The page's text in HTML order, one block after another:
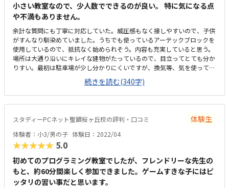
小さい教室なので、少人数でできるのが良い。 特に気になる点
や不満もありません。
余計な質問にも丁寧に対応していた。威圧感もなく接しやすいので、子供
がすんなり馴染めていました。うちでも使っているアーテックブロックを
使用しているので、抵抗なく始められそう。内容も充実していると思う。
場所は大通り沿いにキレイな建物がたっているので、目立ってとても分か
りすい。最初は駐車場が少し分かりにくいですが、換気等、気を使ってお
こなっていた。教室内も清潔感があり、リラックスできる雰囲気。授業は
月2回です。もう少し安いとありがたいですが、他のプログラミングスク
ールより安価だと思います。自分が作ったものが動くので、楽しかったよ
うです。内容は子供が興味を持つような工夫をしてあると思いました。希
室だと思いました。
続きを読む(340字)
スタディーPCネット聖蹟桜ヶ丘校の評判・口コミ 体験生
体験者：小3/男の子 体験日：2022/04
★★★★★ 5.0
初めてのプログラミング教室でしたが、フレンドリーな先生の
もと、約60分間楽しく参加できました。ゲームすきな子にはピ
ッタリの習い事だと思います。